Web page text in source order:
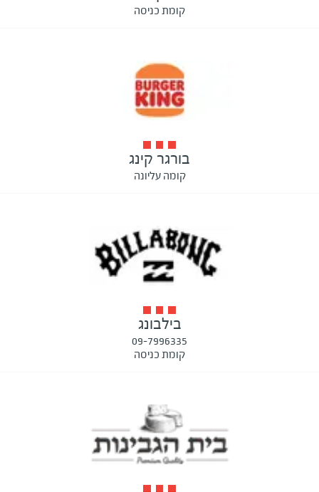
קומת כניסה
בורגר קינג
קומה עליונה
בילבונג
09-7996335
קומת כניסה